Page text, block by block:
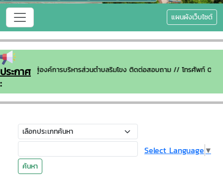
แผนผังเว็บไซต์
ประกาศ
:
อนรับเข้าสู่องค์การบริหารส่วนตำบลริมโขง ติดต่อสอบถาม // โทรศัพท์ 053-
ค้นหา
Select Language ▼